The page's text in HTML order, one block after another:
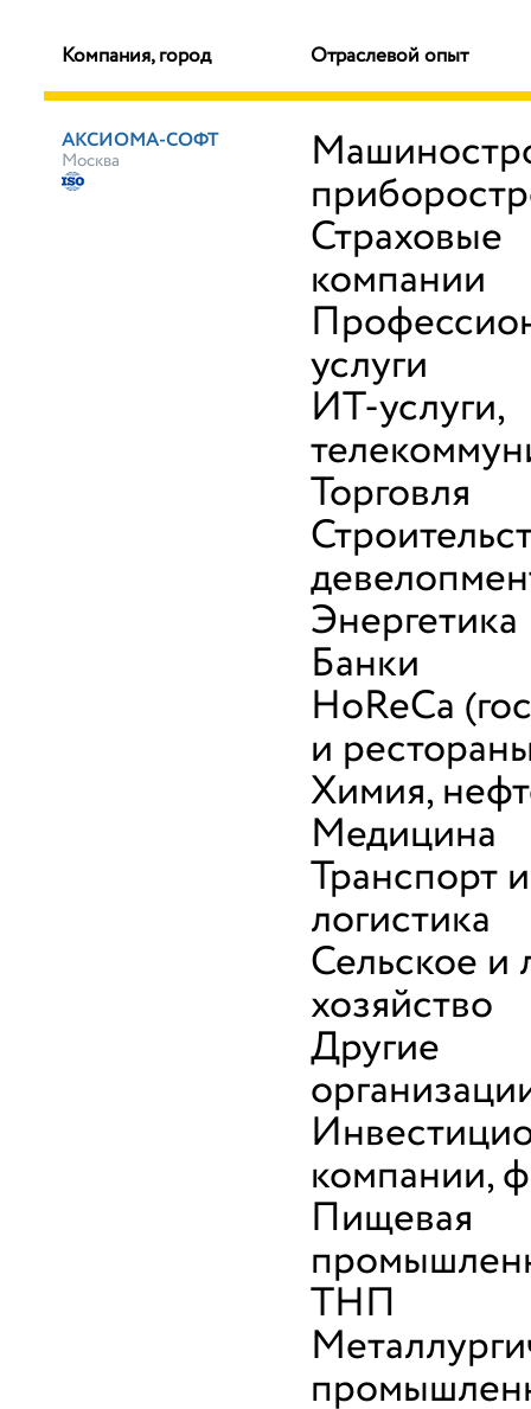
Компания, город Отраслевой опыт
АКСИОМА-СОФТ
Москва
Страховые
компании
услуги
ИТ-услуги,
Торговля
Энергетика
Банки
HoReCa
и
Химия,
Медицина
Транспорт и
логистика
Сельское и
хозяйство
Другие
компании,
Пищевая
ТНП